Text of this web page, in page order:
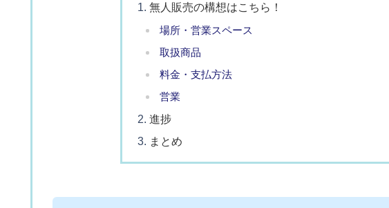
無人販売の構想はこちら！
場所・営業スペース
取扱商品
料金・支払方法
営業
進捗
まとめ